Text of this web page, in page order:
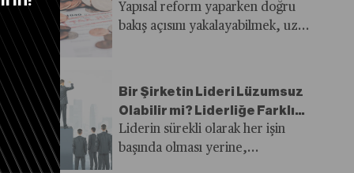
Yapısal reform yaparken doğru
bakış açısını yakalayabilmek, uzun
Bir Şirketin Lideri Lüzumsuz
Olabilir mi? Liderliğe Farklı
Bir Bakış!
Liderin sürekli olarak her işin
başında olması yerine,